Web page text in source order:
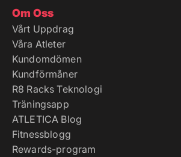
Om Oss
Vårt Uppdrag
Våra Atleter
Kundomdömen
Kundförmåner
R8 Racks Teknologi
Träningsapp
ATLETICA Blog
Fitnessblogg
Rewards-program